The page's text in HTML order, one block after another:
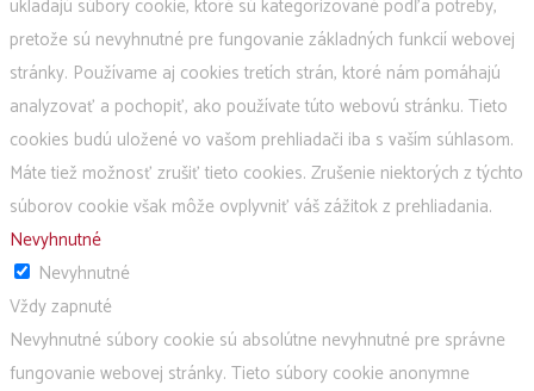
ukladajú súbory cookie, ktoré sú kategorizované podľa potreby,
pretože sú nevyhnutné pre fungovanie základných funkcií webovej
stránky. Používame aj cookies tretích strán, ktoré nám pomáhajú
analyzovať a pochopiť, ako používate túto webovú stránku. Tieto
cookies budú uložené vo vašom prehliadači iba s vaším súhlasom.
Máte tiež možnosť zrušiť tieto cookies. Zrušenie niektorých z týchto
súborov cookie však môže ovplyvniť váš zážitok z prehliadania.
Nevyhnutné
Nevyhnutné
Vždy zapnuté
Nevyhnutné súbory cookie sú absolútne nevyhnutné pre správne
fungovanie webovej stránky. Tieto súbory cookie anonymne